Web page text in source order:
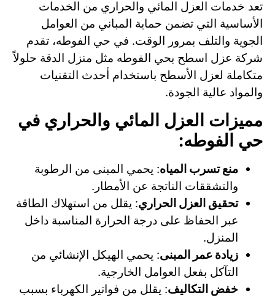
تعد خدمات العزل المائي والحراري من الخدمات
الأساسية التي تضمن حماية المباني من العوامل
الجوية والتلف بمرور الوقت. في حي الفوطه، تقدم
شركة عزل اسطح بحي الفوطه مثل منزل الدقة حلولاً
متكاملة لعزل الأسطح باستخدام أحدث التقنيات
والمواد عالية الجودة.
مميزات العزل المائي والحراري في
حي الفوطه:
منع تسرب المياه: يحمي المبنى من الرطوبة
والتشققات الناتجة عن الأمطار.
تحقيق العزل الحراري: يقلل من استهلاك الطاقة
عبر الحفاظ على درجة الحرارة المناسبة داخل
المنزل.
زيادة عمر المبنى: يحمي الهيكل الإنشائي من
التآكل بفعل العوامل الخارجية.
خفض التكاليف: يقلل من فواتير الكهرباء بسبب